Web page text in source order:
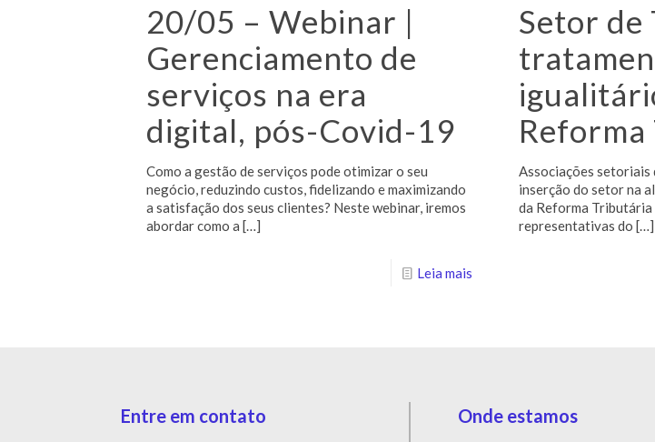
20/05 – Webinar |
Gerenciamento de
serviços na era
digital, pós-Covid-19
Como a gestão de serviços pode otimizar o seu
negócio, reduzindo custos, fidelizando e maximizando
a satisfação dos seus clientes? Neste webinar, iremos
abordar como a […]
Leia mais
Setor de
Associações setoriais
inserção do setor na
da Reforma Tributária
representativas do […]
Entre em contato Onde estamos